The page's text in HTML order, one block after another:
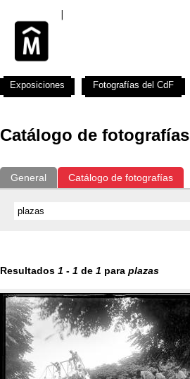
Catálogo de fotografías
General Catálogo de fotografías
Resultados 1 - 1 de 1 para plazas
Exposiciones Fotografías del CdF